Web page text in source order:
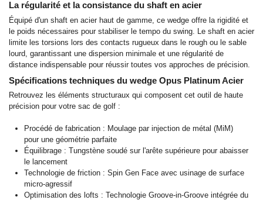
La régularité et la consistance du shaft en acier
Équipé d'un shaft en acier haut de gamme, ce wedge offre la rigidité et
le poids nécessaires pour stabiliser le tempo du swing. Le shaft en acier
limite les torsions lors des contacts rugueux dans le rough ou le sable
lourd, garantissant une dispersion minimale et une régularité de
distance indispensable pour réussir toutes vos approches de précision.
Spécifications techniques du wedge Opus Platinum Acier
Retrouvez les éléments structuraux qui composent cet outil de haute
précision pour votre sac de golf :
Procédé de fabrication : Moulage par injection de métal (MiM)
pour une géométrie parfaite
Équilibrage : Tungstène soudé sur l'arête supérieure pour abaisser
le lancement
Technologie de friction : Spin Gen Face avec usinage de surface
micro-agressif
Optimisation des lofts : Technologie Groove-in-Groove intégrée du